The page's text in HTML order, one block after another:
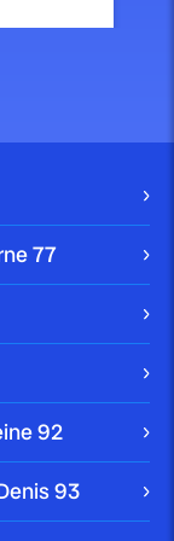
paralysie
77
92
93